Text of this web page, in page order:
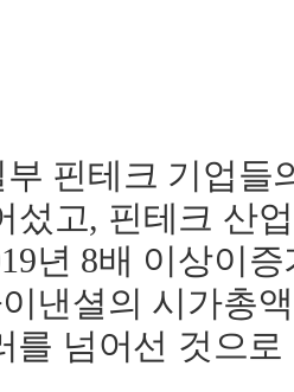
부 핀테크 기업들
섰고, 핀테크 산
년 8배 이상이증
낸셜의 시가총
를 넘어선 것으로